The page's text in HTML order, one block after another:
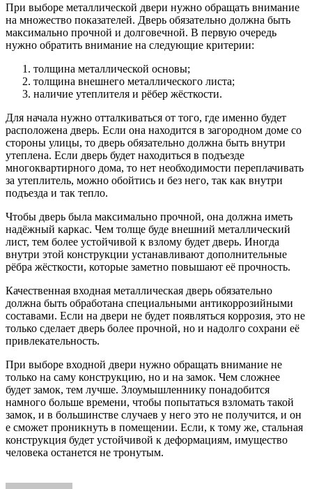
При выборе металлической двери нужно обращать внимание
на множество показателей. Дверь обязательно должна быть
максимально прочной и долговечной. В первую очередь
нужно обратить внимание на следующие критерии:
толщина металлической основы;
толщина внешнего металлического листа;
наличие утеплителя и рёбер жёсткости.
Для начала нужно отталкиваться от того, где именно будет
расположена дверь. Если она находится в загородном доме со
стороны улицы, то дверь обязательно должна быть внутри
утеплена. Если дверь будет находиться в подъезде
многоквартирного дома, то нет необходимости переплачивать
за утеплитель, можно обойтись и без него, так как внутри
подъезда и так тепло.
Чтобы дверь была максимально прочной, она должна иметь
надёжный каркас. Чем толще буде внешний металлический
лист, тем более устойчивой к взлому будет дверь. Иногда
внутри этой конструкции устанавливают дополнительные
рёбра жёсткости, которые заметно повышают её прочность.
Качественная входная металлическая дверь обязательно
должна быть обработана специальными антикоррозийными
составами. Если на двери не будет появляться коррозия, это не
только сделает дверь более прочной, но и надолго сохрани её
привлекательность.
При выборе входной двери нужно обращать внимание не
только на саму конструкцию, но и на замок. Чем сложнее
будет замок, тем лучше. Злоумышленнику понадобится
намного больше времени, чтобы попытаться взломать такой
замок, и в большинстве случаев у него это не получится, и он
е сможет проникнуть в помещении. Если, к тому же, стальная
конструкция будет устойчивой к деформациям, имущество
человека останется не тронутым.